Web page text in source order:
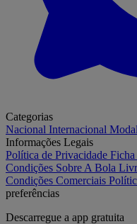
Categorias
Nacional Internacional
Informações Legais
Política de Privacidade Ficha
Condições Sobre A Bola
Condições Comerciais
preferências
Descarregue a app gratuita